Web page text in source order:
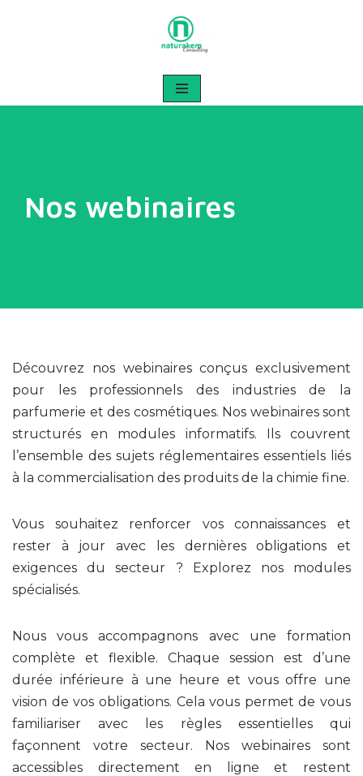
Nos webinaires
Découvrez nos webinaires conçus exclusivement
pour les professionnels des industries de la
parfumerie et des cosmétiques. Nos webinaires sont
structurés en modules informatifs. Ils couvrent
l’ensemble des sujets réglementaires essentiels liés
à la commercialisation des produits de la chimie fine.
Vous souhaitez renforcer vos connaissances et
rester à jour avec les dernières obligations et
exigences du secteur ? Explorez nos modules
spécialisés.
Nous vous accompagnons avec une formation
complète et flexible. Chaque session est d’une
durée inférieure à une heure et vous offre une
vision de vos obligations. Cela vous permet de vous
familiariser avec les règles essentielles qui
façonnent votre secteur. Nos webinaires sont
accessibles directement en ligne et restent